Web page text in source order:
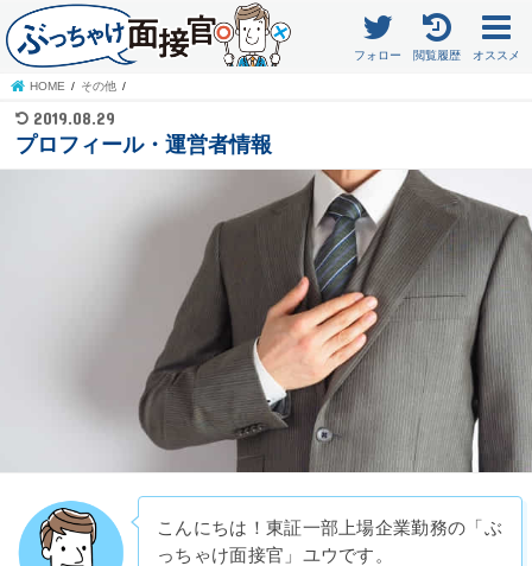
フォロー 閲覧履歴 オススメ
HOME その他
2019.08.29
プロフィール・運営者情報
こんにちは！東証一部上場企業勤務の「ぶ
っちゃけ面接官」ユウです。